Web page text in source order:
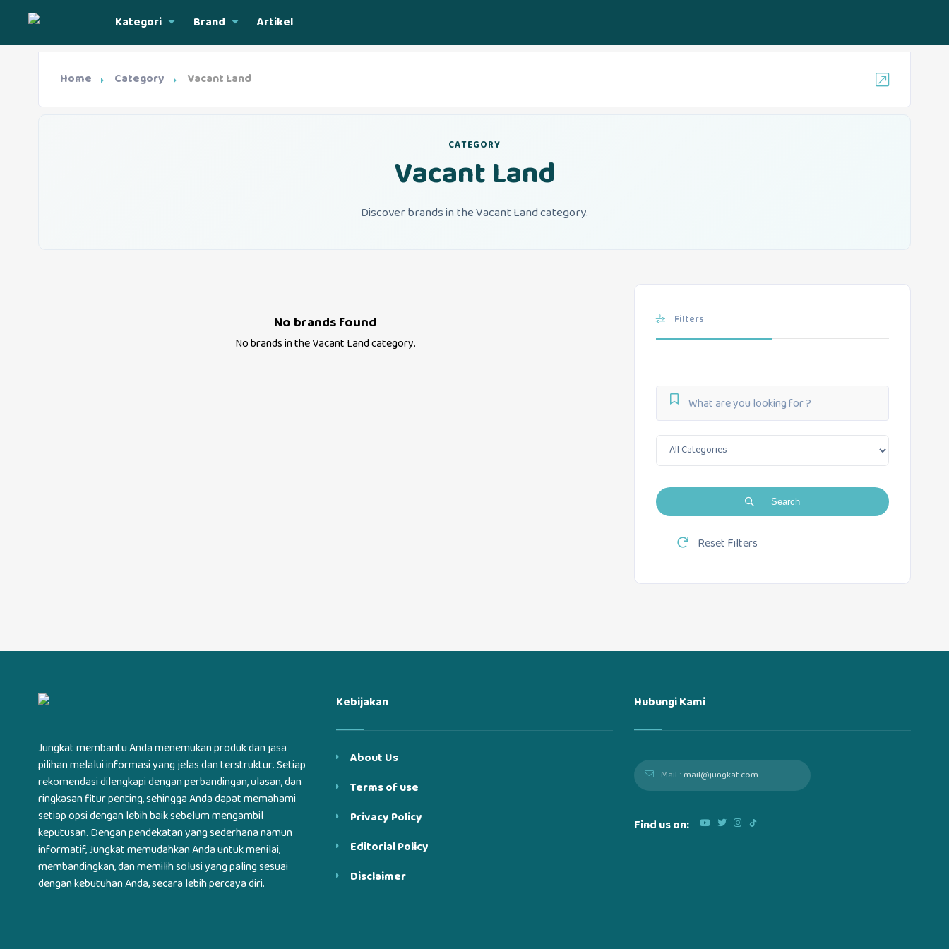
Kategori Brand Artikel
Home Category Vacant Land
CATEGORY
Vacant Land
Discover brands in the Vacant Land category.
Filters
Search
Reset Filters
No brands found
No brands in theVacant Landcategory.
Jungkat membantu Anda menemukan produk dan jasa
pilihan melalui informasi yang jelas dan terstruktur. Setiap
rekomendasi dilengkapi dengan perbandingan, ulasan, dan
ringkasan fitur penting, sehingga Anda dapat memahami
setiap opsi dengan lebih baik sebelum mengambil
keputusan. Dengan pendekatan yang sederhana namun
informatif, Jungkat memudahkan Anda untuk menilai,
membandingkan, dan memilih solusi yang paling sesuai
dengan kebutuhan Anda, secara lebih percaya diri.
Kebijakan
About Us
Terms of use
Privacy Policy
Editorial Policy
Disclaimer
Hubungi Kami
Mail :mail@jungkat.com
Find us on: